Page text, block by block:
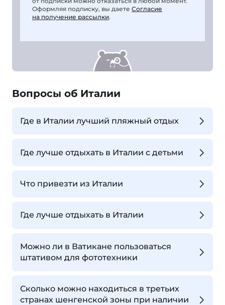
Оформляя подписку, вы даете Согласие
на получение рассылки.
Вопросы об Италии
Где в Италии лучший пляжный отдых
Где лучше отдыхать в Италии с детьми
Что привезти из Италии
Где лучше отдыхать в Италии
Можно ли в Ватикане пользоваться
штативом для фототехники
Сколько можно находиться в третьих
странах шенгенской зоны при наличии